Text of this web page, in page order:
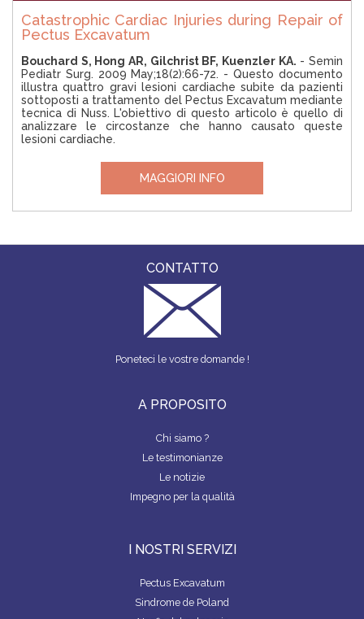
Catastrophic Cardiac Injuries during Repair of
Pectus Excavatum
Bouchard S, Hong AR, Gilchrist BF, Kuenzler KA. - Semin
Pediatr Surg. 2009 May;18(2):66-72. - Questo documento
illustra quattro gravi lesioni cardiache subite da pazienti
sottoposti a trattamento del Pectus Excavatum mediante
tecnica di Nuss. L'obiettivo di questo articolo è quello di
analizzare le circostanze che hanno causato queste
lesioni cardiache.
MAGGIORI INFO
CONTATTO
Poneteci le vostre domande !
A PROPOSITO
Chi siamo ?
Le testimonianze
Le notizie
Impegno per la qualità
I NOSTRI SERVIZI
Pectus Excavatum
Sindrome de Poland